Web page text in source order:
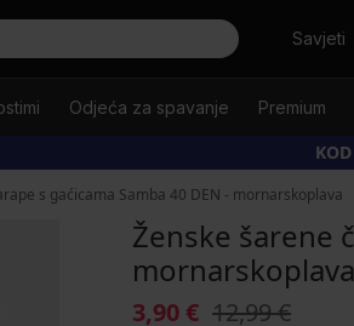
TražitiSavjeti
Odjeća za spavanje Premium
s gaćicama Samba 40 DEN - mornarskoplava
Ženske šarene
mornarskoplava
3,90 € 12,99 €